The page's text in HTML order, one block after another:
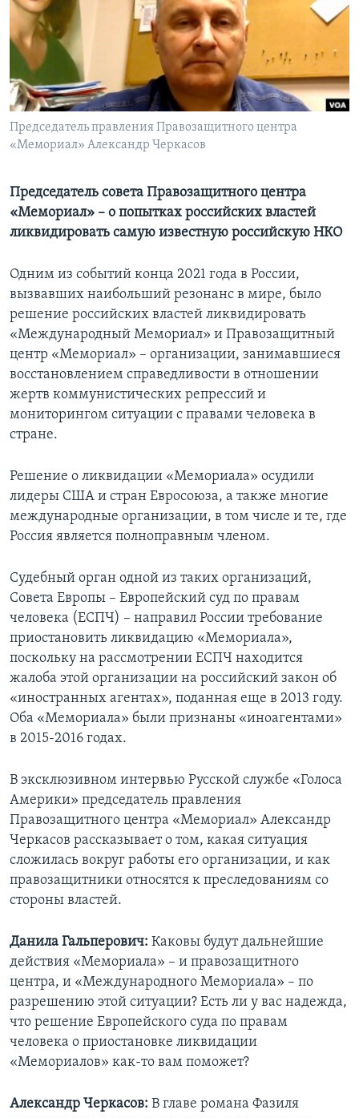
Learning English
СОЦИАЛЬНЫЕ СЕТИ
Языки
Председатель правления Правозащитного центра
«Мемориал» Александр Черкасов
Председатель совета Правозащитного центра
«Мемориал» – о попытках российских властей
ликвидировать самую известную российскую НКО
Одним из событий конца 2021 года в России,
вызвавших наибольший резонанс в мире, было
решение российских властей ликвидировать
«Международный Мемориал» и Правозащитный
центр «Мемориал» – организации, занимавшиеся
восстановлением справедливости в отношении
жертв коммунистических репрессий и
мониторингом ситуации с правами человека в
стране.
Решение о ликвидации «Мемориала» осудили
лидеры США и стран Евросоюза, а также многие
международные организации, в том числе и те, где
Россия является полноправным членом.
Судебный орган одной из таких организаций,
Совета Европы – Европейский суд по правам
человека (ЕСПЧ) – направил России требование
приостановить ликвидацию «Мемориала»,
поскольку на рассмотрении ЕСПЧ находится
жалоба этой организации на российский закон об
«иностранных агентах», поданная еще в 2013 году.
Оба «Мемориала» были признаны «иноагентами»
в 2015-2016 годах.
В эксклюзивном интервью Русской службе «Голоса
Америки» председатель правления
Правозащитного центра «Мемориал» Александр
Черкасов рассказывает о том, какая ситуация
сложилась вокруг работы его организации, и как
правозащитники относятся к преследованиям со
стороны властей.
Данила Гальперович: Каковы будут дальнейшие
действия «Мемориала» – и правозащитного
центра, и «Международного Мемориала» – по
разрешению этой ситуации? Есть ли у вас надежда,
что решение Европейского суда по правам
человека о приостановке ликвидации
«Мемориалов» как-то вам поможет?
Александр Черкасов: В главе романа Фазиля